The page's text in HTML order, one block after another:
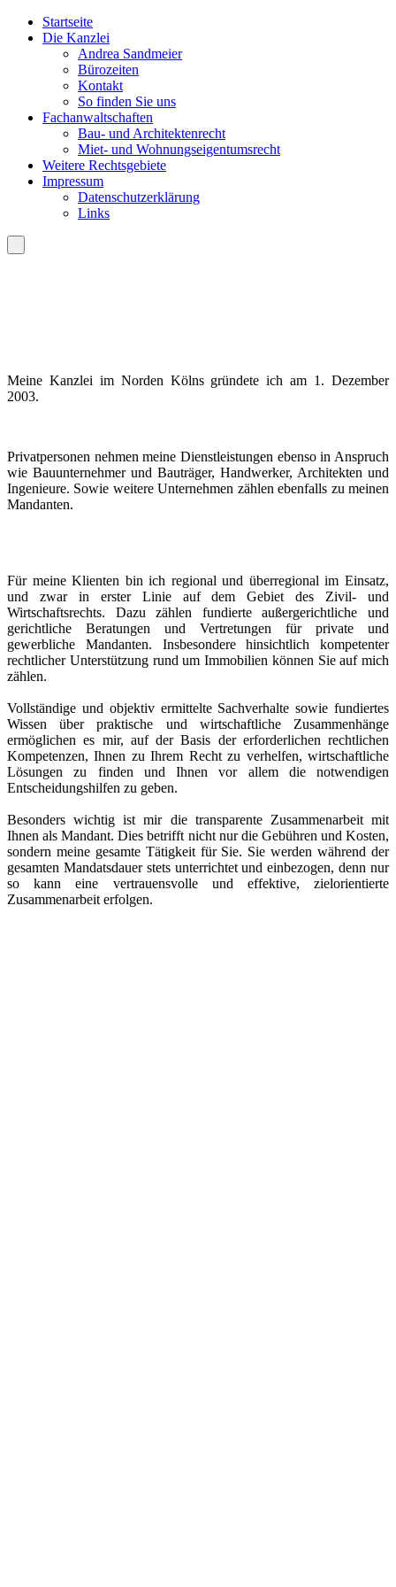
Startseite
Die Kanzlei
Andrea Sandmeier
Bürozeiten
Kontakt
So finden Sie uns
Fachanwaltschaften
Bau- und Architektenrecht
Miet- und Wohnungseigentumsrecht
Weitere Rechtsgebiete
Impressum
Datenschutzerklärung
Links
Meine Kanzlei im Norden Kölns gründete ich am 1. Dezember
2003.
Privatpersonen nehmen meine Dienstleistungen ebenso in Anspruch
wie Bauunternehmer und Bauträger, Handwerker, Architekten und
Ingenieure. Sowie weitere Unternehmen zählen ebenfalls zu meinen
Mandanten.
Für meine Klienten bin ich regional und überregional im Einsatz,
und zwar in erster Linie auf dem Gebiet des Zivil- und
Wirtschaftsrechts. Dazu zählen fundierte außergerichtliche und
gerichtliche Beratungen und Vertretungen für private und
gewerbliche Mandanten. Insbesondere hinsichtlich kompetenter
rechtlicher Unterstützung rund um Immobilien können Sie auf mich
zählen.
Vollständige und objektiv ermittelte Sachverhalte sowie fundiertes
Wissen über praktische und wirtschaftliche Zusammenhänge
ermöglichen es mir, auf der Basis der erforderlichen rechtlichen
Kompetenzen, Ihnen zu Ihrem Recht zu verhelfen, wirtschaftliche
Lösungen zu finden und Ihnen vor allem die notwendigen
Entscheidungshilfen zu geben.
Besonders wichtig ist mir die transparente Zusammenarbeit mit
Ihnen als Mandant. Dies betrifft nicht nur die Gebühren und Kosten,
sondern meine gesamte Tätigkeit für Sie. Sie werden während der
gesamten Mandatsdauer stets unterrichtet und einbezogen, denn nur
so kann eine vertrauensvolle und effektive, zielorientierte
Zusammenarbeit erfolgen.